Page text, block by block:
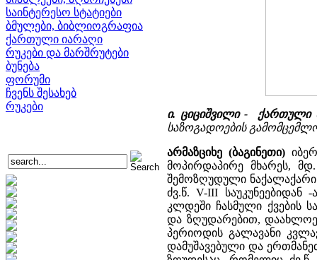
საინტერესო სტატიები
ბმულები, ბიბლიოგრაფია
ქართული იარაღი
რუკები და მარშრუტები
ბუნება
ფორუმი
ჩვენს შესახებ
რუკები
ი. ციციშვილი - ქართული
საზოგადოების
არმაზციხე (ბაგინეთი)
მოპირდაპირე მხარეს,
შემოზღუდული ნაქალაქარი
ძვ.წ. V-III საუკუნეებიდან
კლდეში ჩასმული ქვების
და ზღუდარებით,
პერიოდის გალავანი
დამუშავებული და